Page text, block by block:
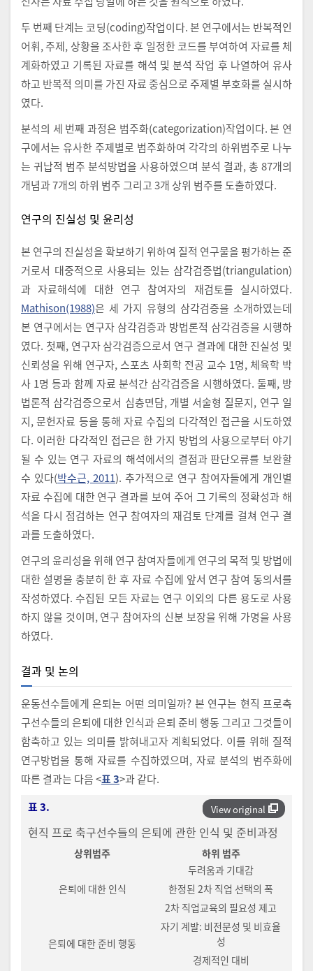
두 번째 단계는 코딩(coding)작업이다. 본 연구에서는 반복적인
어휘, 주제, 상황을 조사한 후 일정한 코드를 부여하여 자료를 체
계화하였고 기록된 자료를 해석 및 분석 작업 후 나열하여 유사
하고 반복적 의미를 가진 자료 중심으로 주제별 부호화를 실시하
였다.
분석의 세 번째 과정은 범주화(categorization)작업이다. 본 연
구에서는 유사한 주제별로 범주화하여 각각의 하위범주로 나누
는 귀납적 범주 분석방법을 사용하였으며 분석 결과, 총 87개의
개념과 7개의 하위 범주 그리고 3개 상위 범주를 도출하였다.
연구의 진실성 및 윤리성
본 연구의 진실성을 확보하기 위하여 질적 연구물을 평가하는 준
거로서 대중적으로 사용되는 있는 삼각검증법(triangulation)
과 자료해석에 대한 연구 참여자의 재검토를 실시하였다.
Mathison(1988)은 세 가지 유형의 삼각검증을 소개하였는데
본 연구에서는 연구자 삼각검증과 방법론적 삼각검증을 시행하
였다. 첫째, 연구자 삼각검증으로서 연구 결과에 대한 진실성 및
신뢰성을 위해 연구자, 스포츠 사회학 전공 교수 1명, 체육학 박
사 1명 등과 함께 자료 분석간 삼각검증을 시행하였다. 둘째, 방
법론적 삼각검증으로서 심층면담, 개별 서술형 질문지, 연구 일
지, 문헌자료 등을 통해 자료 수집의 다각적인 접근을 시도하였
다. 이러한 다각적인 접근은 한 가지 방법의 사용으로부터 야기
될 수 있는 연구 자료의 해석에서의 결점과 판단오류를 보완할
수 있다(박수근, 2011). 추가적으로 연구 참여자들에게 개인별
자료 수집에 대한 연구 결과를 보여 주어 그 기록의 정확성과 해
석을 다시 점검하는 연구 참여자의 재검토 단계를 걸쳐 연구 결
과를 도출하였다.
연구의 윤리성을 위해 연구 참여자들에게 연구의 목적 및 방법에
대한 설명을 충분히 한 후 자료 수집에 앞서 연구 참여 동의서를
작성하였다. 수집된 모든 자료는 연구 이외의 다른 용도로 사용
하지 않을 것이며, 연구 참여자의 신분 보장을 위해 가명을 사용
하였다.
결과 및 논의
운동선수들에게 은퇴는 어떤 의미일까? 본 연구는 현직 프로축
구선수들의 은퇴에 대한 인식과 은퇴 준비 행동 그리고 그것들이
함축하고 있는 의미를 밝혀내고자 계획되었다. 이를 위해 질적
연구방법을 통해 자료를 수집하였으며, 자료 분석의 범주화에
따른 결과는 다음 <표 3>과 같다.
View original
표 3.
현직 프로 축구선수들의 은퇴에 관한 인식 및 준비과정
상위범주 하위 범주
은퇴에 대한 인식
두려움과 기대감
한정된 2차 직업 선택의 폭
2차 직업교육의 필요성 제고
은퇴에 대한 준비 행동
자기 계발: 비전문성 및 비효율
성
경제적인 대비